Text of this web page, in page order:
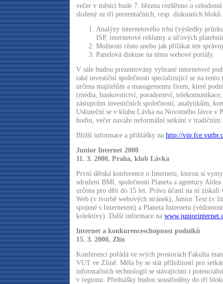
večer v měsíci bude 7. března rozšířeno o
složený ze tří prezentačních, resp. diskusních bloků.
Analýzy internetového trhu (výsledky
ISP, internetové reklamy a síťových
Možnosti růstu anebo jak přilákat ten
Panelová diskuse na téma webové portály.
V sále budou prezentovány vybrané internetové
také investiční společnosti specializující se na
určena majitelům a managementu firem, které
(média, bankovnictví, poradenství,
zástupcům investičních společností, analytikům,
Uskuteční se v klubu Lávka na Novotného lávce v
hodin, večer naváže neformální setkání v tradičním
Bližší informace a přihlášky na http://
Junior Internet 2000
11. 3. 2000, Praha, klub Lávka
První dětská konference o Internetu, kterou si
sdružení BMI, společnosti Planeta a agentury
určena pro děti do 15 let. Právo účasti na ní získali
Web (v tvorbě webových stránek), Junior Text (v
spojené s Internetem) a Planeta Internetu
kolektivy). Další informace na
Internet a konkurenceschopnost podniků
15. 3. 2000, Zlín
Konferenci pořádá ve svých prostorách Fakulta
VUT ve Zlíně. Měla by se stát příležitostí pro
informačních technologií se stávajícími i
v regionu. Přednášky budou soustředěny do tří